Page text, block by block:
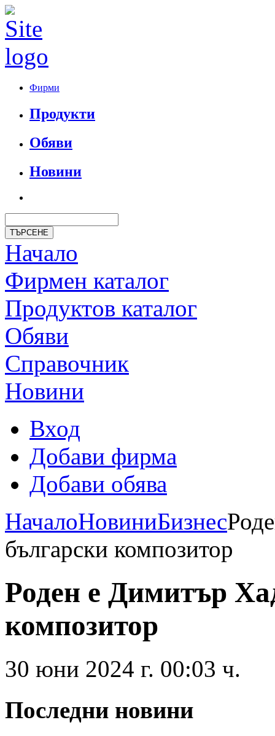
Фирми
Продукти
Обяви
Новини
Начало
Фирмен каталог
Продуктoв каталог
Обяви
Справочник
Новини
Вход
Добави фирма
Добави обява
НачалоНовиниБизнес
български композитор
Роден е Димитър
композитор
30 юни 2024 г. 00:03 ч.
Последни новини